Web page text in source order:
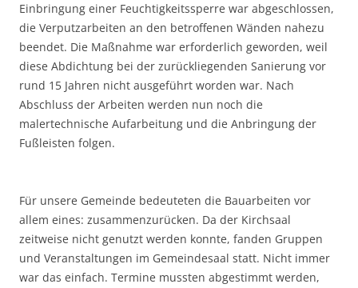
Einbringung einer Feuchtigkeitssperre war abgeschlossen,
die Verputzarbeiten an den betroffenen Wänden nahezu
beendet. Die Maßnahme war erforderlich geworden, weil
diese Abdichtung bei der zurückliegenden Sanierung vor
rund 15 Jahren nicht ausgeführt worden war. Nach
Abschluss der Arbeiten werden nun noch die
malertechnische Aufarbeitung und die Anbringung der
Fußleisten folgen.
Für unsere Gemeinde bedeuteten die Bauarbeiten vor
allem eines: zusammenzurücken. Da der Kirchsaal
zeitweise nicht genutzt werden konnte, fanden Gruppen
und Veranstaltungen im Gemeindesaal statt. Nicht immer
war das einfach. Termine mussten abgestimmt werden,